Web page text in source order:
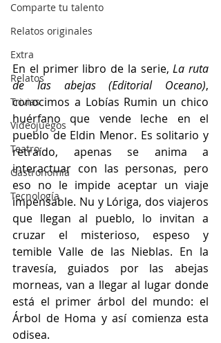
Comparte tu talento
Relatos originales
Extra
Relatos
Trivias
Videojuegos
Teatro
Gastronomía
Tecnología
En el primer libro de la serie, La ruta
de las abejas (Editorial Oceano),
conocimos a Lobías Rumin un chico
huérfano que vende leche en el
pueblo de Eldin Menor. Es solitario y
retraído, apenas se anima a
interactuar con las personas, pero
eso no le impide aceptar un viaje
impensable. Nu y Lóriga, dos viajeros
que llegan al pueblo, lo invitan a
cruzar el misterioso, espeso y
temible Valle de las Nieblas. En la
travesía, guiados por las abejas
morneas, van a llegar al lugar donde
está el primer árbol del mundo: el
Árbol de Homa y así comienza esta
odisea.